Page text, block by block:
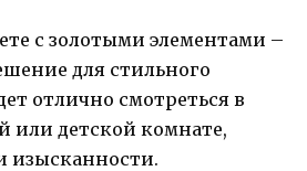
с золотыми элементами –
для стильного
отлично смотреться в
или детской комнате,
изысканности.